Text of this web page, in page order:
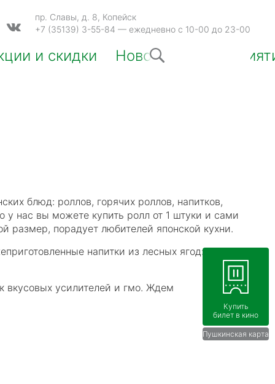
пр. Славы, д. 8, Копейск
+7 (35139) 3-55-84 — ежедневно с 10-00 до 23-00
и скидки Новости и
блюд: роллов, горячих роллов, напитков,
у нас вы можете купить ролл от 1 штуки и сами
размер, порадует любителей японской кухни.
напитки из лесных ягод:
вкусовых усилителей и гмо. Ждем
Купить
билет в кино
Пушкинская карта